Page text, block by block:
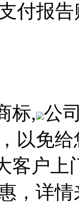
付报
标, 公
以免
客户
，详